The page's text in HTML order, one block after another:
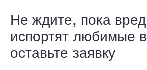
Не ждите, пока
испортят любимые
оставьте заявку